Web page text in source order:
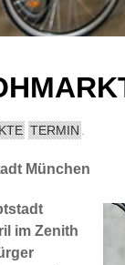
TERMIN
München
im Zenith